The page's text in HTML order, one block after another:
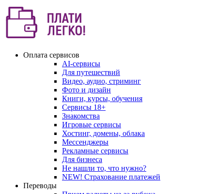
Оплата сервисов
AI-сервисы
Для путешествий
Видео, аудио, стриминг
Фото и дизайн
Книги, курсы, обучения
Сервисы 18+
Знакомства
Игровые сервисы
Хостинг, домены, облака
Мессенджеры
Рекламные сервисы
Для бизнеса
Не нашли то, что нужно?
NEW! Страхование платежей
Переводы